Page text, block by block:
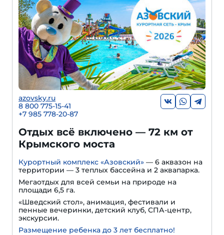
azovsky.ru
8 800 775-15-41
+7 985 778-20-87
Отдых всё включено — 72 км от
Крымского моста
Курортный комплекс «Азовский» — 6 аквазон на
территории — 3 теплых бассейна и 2 аквапарка.
Мегаотдых для всей семьи на природе на
площади 6,5 га.
«Шведский стол», анимация, фестивали и
пенные вечеринки, детский клуб, СПА-центр,
экскурсии.
Размещение ребенка до 3 лет бесплатно!